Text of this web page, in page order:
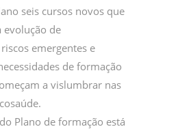
seis cursos novos que
evolução de
emergentes e
de formação
a vislumbrar nas
Plano de formação está